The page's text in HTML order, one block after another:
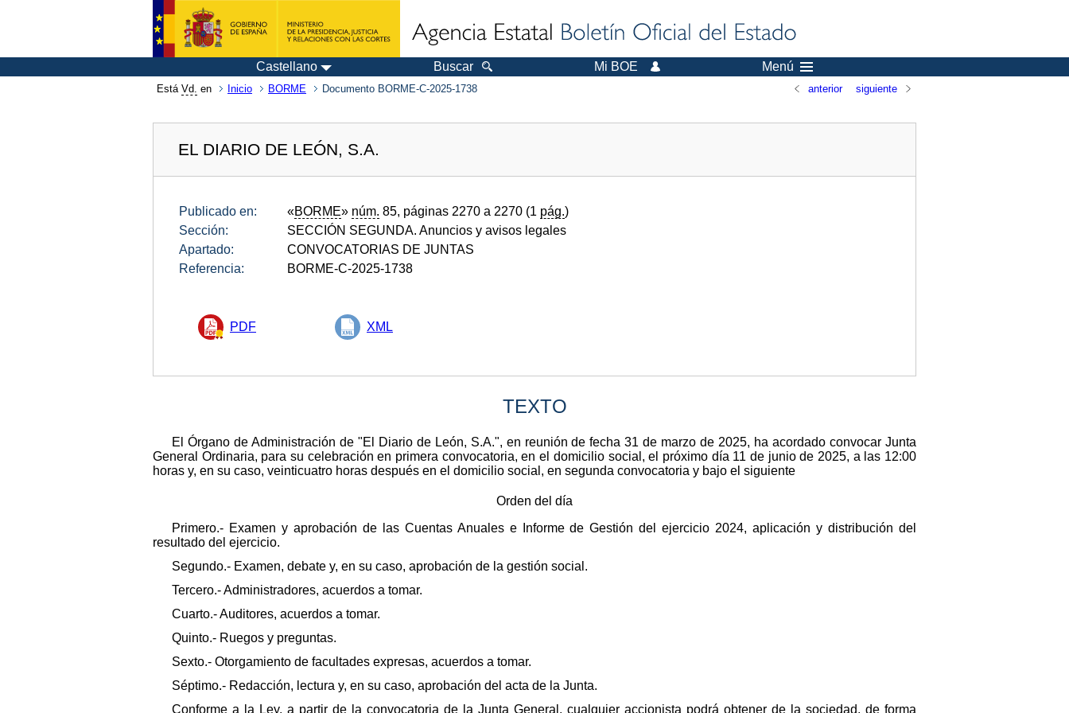
Castellano Buscar Mi BOE Menú
Está Vd. en Inicio BORME Documento BORME-C-2025-1738 anterior siguiente
EL DIARIO DE LEÓN, S.A.
Publicado en: «BORME» núm. 85, páginas 2270 a 2270 (1 pág.)
Sección:
SECCIÓN SEGUNDA. Anuncios y avisos legales
Apartado:
CONVOCATORIAS DE JUNTAS
Referencia:
BORME-C-2025-1738
PDF XML
TEXTO
El Órgano de Administración de "El Diario de León, S.A.", en reunión de fecha 31 de marzo de 2025, ha acordado convocar Junta
General Ordinaria, para su celebración en primera convocatoria, en el domicilio social, el próximo día 11 de junio de 2025, a las 12:00
horas y, en su caso, veinticuatro horas después en el domicilio social, en segunda convocatoria y bajo el siguiente
Orden del día
Primero.- Examen y aprobación de las Cuentas Anuales e Informe de Gestión del ejercicio 2024, aplicación y distribución del
resultado del ejercicio.
Segundo.- Examen, debate y, en su caso, aprobación de la gestión social.
Tercero.- Administradores, acuerdos a tomar.
Cuarto.- Auditores, acuerdos a tomar.
Quinto.- Ruegos y preguntas.
Sexto.- Otorgamiento de facultades expresas, acuerdos a tomar.
Séptimo.- Redacción, lectura y, en su caso, aprobación del acta de la Junta.
Conforme a la Ley, a partir de la convocatoria de la Junta General, cualquier accionista podrá obtener de la sociedad, de forma